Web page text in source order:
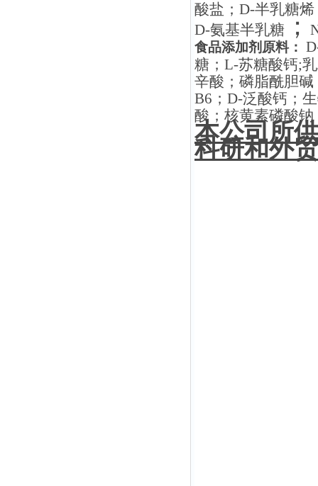
酸盐；D-半乳糖
D-氨基半乳糖
；
食品添加剂原料：
糖；L-苏糖酸钙;
辛酸；磷脂酰胆
B6；D-泛酸钙；
酸；核黄素磷酸钠
本公司所
科研和外